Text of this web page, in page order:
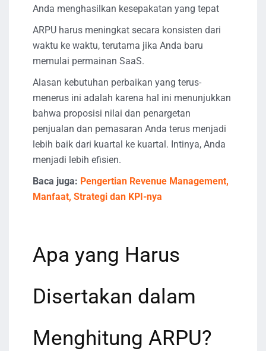
Anda menghasilkan kesepakatan yang tepat
ARPU harus meningkat secara konsisten dari
waktu ke waktu, terutama jika Anda baru
memulai permainan SaaS.
Alasan kebutuhan perbaikan yang terus-
menerus ini adalah karena hal ini menunjukkan
bahwa proposisi nilai dan penargetan
penjualan dan pemasaran Anda terus menjadi
lebih baik dari kuartal ke kuartal. Intinya, Anda
menjadi lebih efisien.
Baca juga: Pengertian Revenue Management,
Manfaat, Strategi dan KPI-nya
Apa yang Harus
Disertakan dalam
Menghitung ARPU?